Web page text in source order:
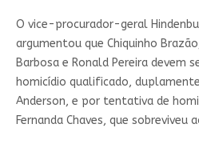
O vice-procurador-geral
argumentou que Chiquinho
Barbosa e Ronald Pereira devem
homicídio qualificado,
Anderson, e por tentativa de
Fernanda Chaves, que sobreviveu